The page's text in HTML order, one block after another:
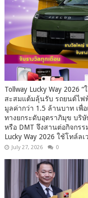
Tollway Lucky Way 2026
สะสมแต้มลุ้นรับ รถยนต์ไฟฟ้
มูลค่ากว่า 1.5 ล้านบาท เพื่
ทางยกระดับอุตราภิมุข บริ
หรือ DMT จึงสานต่อกิจกร
Lucky Way 2026 ใช้โทล์ล
July 27, 2026 0